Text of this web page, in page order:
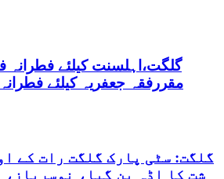
مقررفقہ جعفریہ کیلئے فطرانہ 100روپے مقرر
گلگت: سٹی پارک گلگت رات کے
شت کا اڈہ بن گیا، نوسرباز،